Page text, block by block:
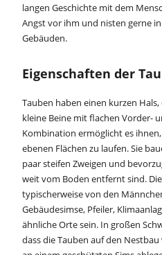
langen Geschichte mit dem
Angst vor ihm und nisten gerne
Gebäuden.
Eigenschaften der
Tauben haben einen kurzen
kleine Beine mit flachen Vorder-
Kombination ermöglicht es
ebenen Flächen zu laufen. Sie
paar steifen Zweigen und
weit vom Boden entfernt sind.
typischerweise von den
Gebäudesimse, Pfeiler,
ähnliche Orte sein. In großen
dass die Tauben auf den